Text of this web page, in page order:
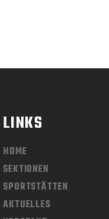
LINKS
HOME
SEKTIONEN
SPORTSTÄTTEN
AKTUELLES